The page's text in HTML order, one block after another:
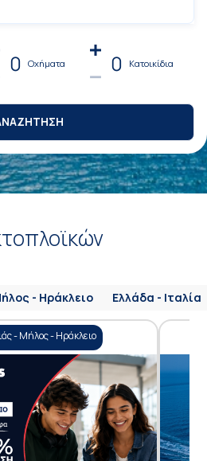
0 Οχήματα 0 Κατοικίδια
- Ηράκλειο Ελλάδα - Ιταλία
- Μήλος - Ηράκλειο